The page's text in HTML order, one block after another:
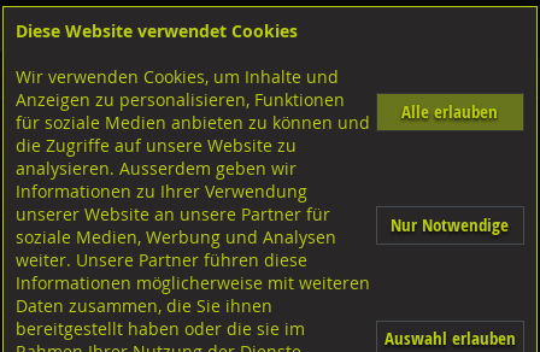
Shop Ketten Seile Schlauch-Zubehör
Schlauchklemmen
ABA Standard
Stahl verzinkt
A2 rostfrei
Stahl verzinkt
Diese Website verwendet Cookies
Wir verwenden Cookies, um Inhalte und
Anzeigen zu personalisieren, Funktionen
für soziale Medien anbieten zu können und
die Zugriffe auf unsere Website zu
analysieren. Ausserdem geben wir
Informationen zu Ihrer Verwendung
unserer Website an unsere Partner für
soziale Medien, Werbung und Analysen
weiter. Unsere Partner führen diese
Informationen möglicherweise mit weiteren
Daten zusammen, die Sie ihnen
bereitgestellt haben oder die sie im
Alle erlauben
Nur Notwendige
Auswahl erlauben